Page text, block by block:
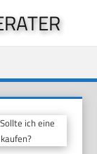
ich eine